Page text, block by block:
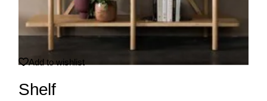
Add to wishlist
Shelf